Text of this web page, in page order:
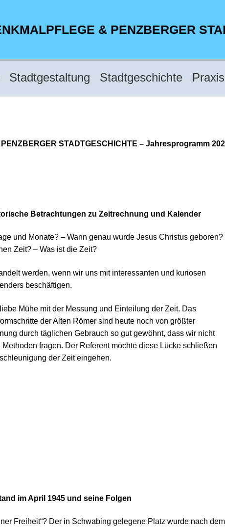
& PENZBERGER
Stadtgestaltung Stadtgeschichte
STADTGESCHICHTE – Jahresprogramm
Betrachtungen zu Zeitrechnung und Kalender
und Monate? – Wann genau wurde Jesus Christus geboren?
Zeit? – Was ist die Zeit?
werden, wenn wir uns mit interessanten und kuriosen
beschäftigen.
Mühe mit der Messung und Einteilung der Zeit. Das
der Alten Römer sind heute noch von größter
durch täglichen Gebrauch so gut gewöhnt, dass wir nicht
fragen. Der Referent möchte diese Lücke schließen
der Zeit eingehen.
im April 1945 und seine Folgen
Freiheit“? Der in Schwabing gelegene Platz wurde nach dem